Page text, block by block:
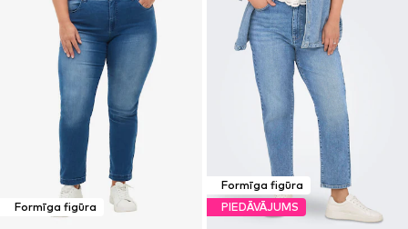
Formīga figūra
Formīga figūra
PIEDĀVĀJUMS